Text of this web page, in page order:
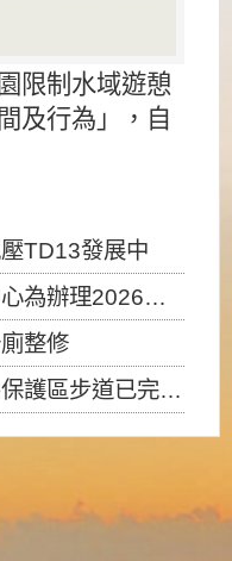
限制水域遊憩
及行為」，自
TD13發展中
、海、空域警戒及協調相關事宜，因颱風備案事宜
整修
13日（星期一）起恢復開放入園，歡迎民眾依規定申請入園....